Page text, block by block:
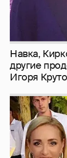
Навка,
другие
Игоря